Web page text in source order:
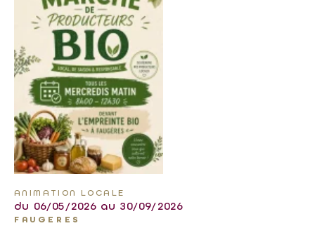
ANIMATION LOCALE
du 06/05/2026 au 30/09/2026
FAUGERES